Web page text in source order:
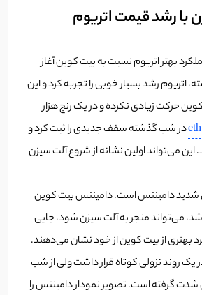
با رشد قیمت اتریوم
بهتر اتریوم نسبت به بیت کوین آغاز
رشد بسیار خوبی را تجربه کرد و این
حرکت زیادی نکرده و در یک رنج هزار
در شب گذشته سقف جدیدی را ثبت کرد و
رسید. این می‌تواند اولین نشانه از شروع آلت سیزن
شدید دامیننس است. دامیننس بیت کوین
می‌تواند منجر به آلت سیزن شود، جایی
بهتری از بیت کوین از خود نشان می‌دهند.
روند نزولی کوتاه قرار داشت ولی از شب
شدت گرفته است. تصویر نمودار دامیننس را